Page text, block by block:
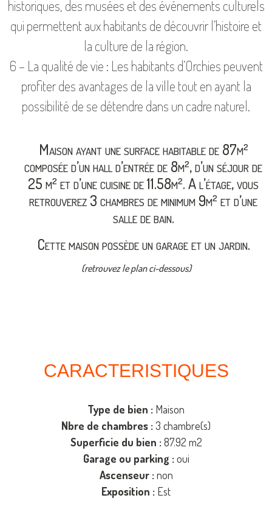
historiques, des musées et des événements culturels
qui permettent aux habitants de découvrir l’histoire et
la culture de la région.
6 – La qualité de vie : Les habitants d’Orchies peuvent
profiter des avantages de la ville tout en ayant la
possibilité de se détendre dans un cadre naturel.
Maison ayant une surface habitable de 87m²
composée d’un hall d’entrée de 8m², d’un séjour de
25 m² et d’une cuisine de 11.58m². A l’étage, vous
retrouverez 3 chambres de minimum 9m² et d’une
salle de bain.
Cette maison possède un garage et un jardin.
(retrouvez le plan ci-dessous)
CARACTERISTIQUES
Type de bien : Maison
Nbre de chambres : 3 chambre(s)
Superficie du bien :87.92 m2
Garage ou parking :oui
Ascenseur :non
Exposition : Est